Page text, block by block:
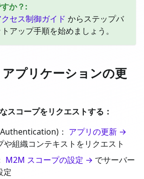
か？:
セス制御ガイド からステップバ
アップ手順を始めましょう。
プリケーションの更
スコープをリクエストする：
： アプリの更新 →
や組織コンテキストをリクエスト
M2M スコープの設定 → でサーバー
定